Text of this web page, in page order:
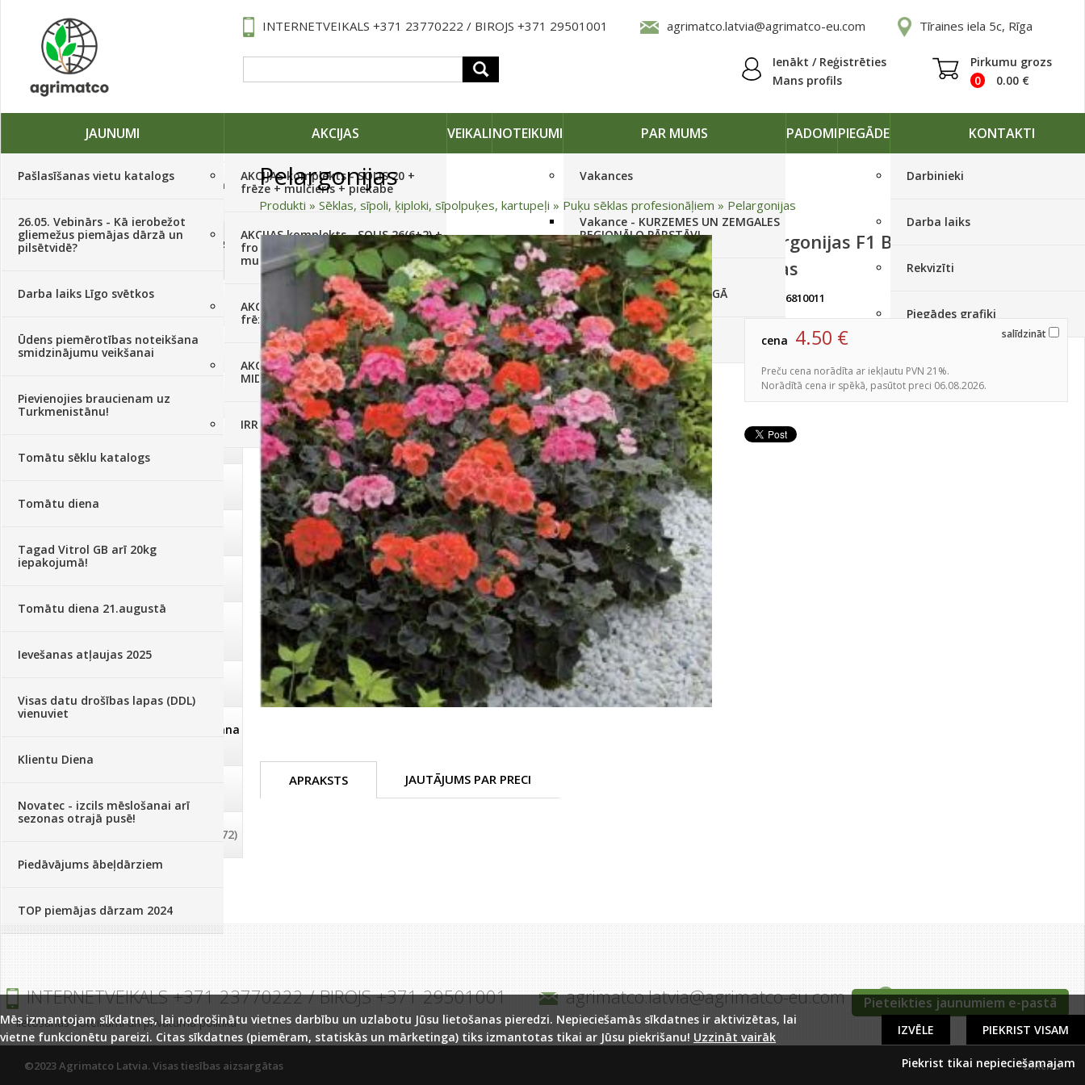
INTERNETVEIKALS +371 23770222 / BIROJS +371 29501001 agrimatco.latvia@agrimatco-eu.com Tīraines iela 5c, Rīga
Ienākt / Reģistrēties
Mans profils
Pirkumu grozs
0
0.00 €
JAUNUMI
Pašlasīšanas vietu katalogs
26.05. Vebinārs - Kā ierobežot
gliemežus piemājas dārzā un
pilsētvidē?
Darba laiks Līgo svētkos
Ūdens piemērotības noteikšana
smidzinājumu veikšanai
Pievienojies braucienam uz
Turkmenistānu!
Tomātu sēklu katalogs
Tomātu diena
Tagad Vitrol GB arī 20kg
iepakojumā!
Tomātu diena 21.augustā
Ievešanas atļaujas 2025
Visas datu drošības lapas (DDL)
vienuviet
Klientu Diena
Novatec - izcils mēslošanai arī
sezonas otrajā pusē!
Piedāvājums ābeļdārziem
TOP piemājas dārzam 2024
AKCIJAS
AKCIJAS komplekts - SOLIS 20 +
frēze + mulčieris + piekabe
AKCIJAS komplekts - SOLIS 26(6+2) +
frontālais iekrāvējs + frēze +
mulčieris + piekabe
AKCIJAS komplekts - SOLIS 26 HST +
frēze + mulčieris
AKCIJAS komplekts - SOLIS 26 HST +
MID MOWER + piekabe
IRRITEC Pilienlaistīšanas komplekti
VEIKALINOTEIKUMI PAR MUMS
Vakances
Vakance - KURZEMES UN ZEMGALES
REĢIONĀLO PĀRSTĀVI
Vakance - NOLIKTAVAS
STRĀDNIEKU VEIKALĀ RĪGĀ
Pieteikties jaunumiem
PADOMIPIEGĀDE KONTAKTI
Darbinieki
Darba laiks
Rekvizīti
Piegādes grafiki
Traktori, tehnika, rezerves daļas,
Sēklas, sīpoli, ķiploki, sīpolpuķes,
kartupeļi
Augu aizsardzība(366)
Mēslojumi(495)
Augsne, kūdra, mulča
Dezinfekcija, tīrīšana, mazgāšana
(72)
Pelargonijas
Produkti » Sēklas, sīpoli, ķiploki, sīpolpuķes, kartupeļi » Puķu sēklas profesionāļiem » Pelargonijas
Pelargonijas F1 Black Velvet 20
sēklas
6810011
salīdzināt
cena 4.50 €
Preču cena norādīta ar iekļautu PVN 21%.
Norādītā cena ir spēkā, pasūtot preci 06.08.2026.
APRAKSTS JAUTĀJUMS PAR PRECI
Pieteikties jaunumiem e-pastā
INTERNETVEIKALS +371 23770222 / BIROJS +371 29501001 agrimatco.latvia@agrimatco-eu.com Tīraines iela 5c, Rīga
lietošanas noteikumi un privātuma politika
DIRcms
©2023 Agrimatco Latvia. Visas tiesības aizsargātas
Mēs izmantojam sīkdatnes, lai nodrošinātu vietnes darbību un uzlabotu Jūsu lietošanas pieredzi. Nepieciešamās sīkdatnes ir aktivizētas, lai
vietne funkcionētu pareizi. Citas sīkdatnes (piemēram, statiskās un mārketinga) tiks izmantotas tikai ar Jūsu piekrišanu! Uzzināt vairāk PIEKRIST VISAM
IZVĒLE
Piekrist tikai nepieciešamajam